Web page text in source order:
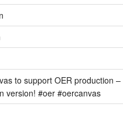
to support OER production –
version! #oer #oercanvas